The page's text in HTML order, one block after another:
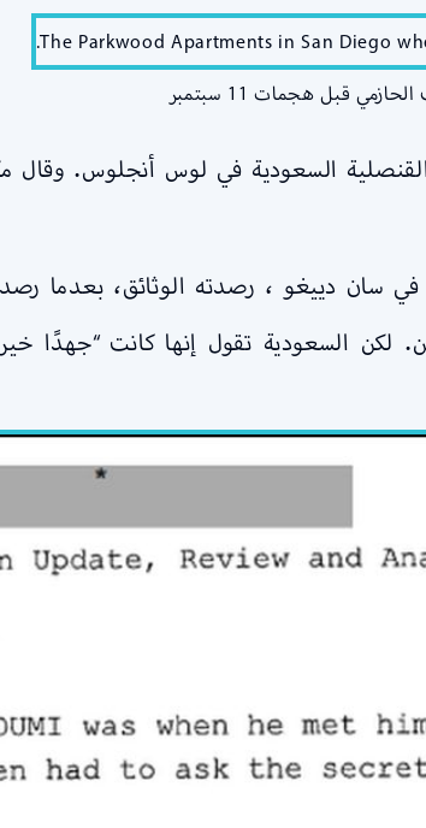
قبل هجمات 11 سبتمبر
السعودية في لوس أنجلوس. وقال
سان دييغو ، رصدته الوثائق، بعدما
السعودية تقول إنها كانت “جهدًا